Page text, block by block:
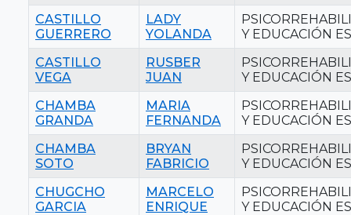
CASTILLO
GUERRERO
LADY
YOLANDA
Y EDUCACIÓN
CASTILLO
VEGA
RUSBER
JUAN
Y EDUCACIÓN
CHAMBA
GRANDA
MARIA
FERNANDA
Y EDUCACIÓN
CHAMBA
SOTO
BRYAN
FABRICIO
Y EDUCACIÓN
CHUGCHO
GARCIA
MARCELO
ENRIQUE
Y EDUCACIÓN